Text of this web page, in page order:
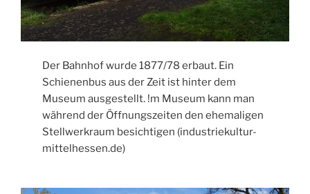
Der Bahnhof wurde 1877/78 erbaut. Ein
Schienenbus aus der Zeit ist hinter dem
Museum ausgestellt. !m Museum kann man
während der Öffnungszeiten den ehemaligen
Stellwerkraum besichtigen (industriekultur-
mittelhessen.de)